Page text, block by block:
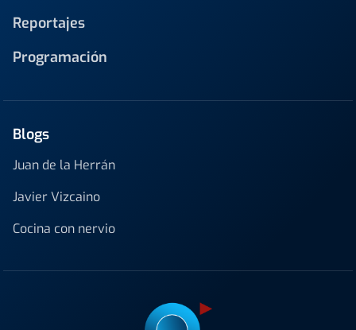
Reportajes
Programación
Blogs
Juan de la Herrán
Javier Vizcaino
Cocina con nervio